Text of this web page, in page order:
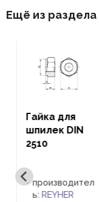
Ещё из раздела
Гайка для
шпилек DIN
2510
производител
ь:REYHER